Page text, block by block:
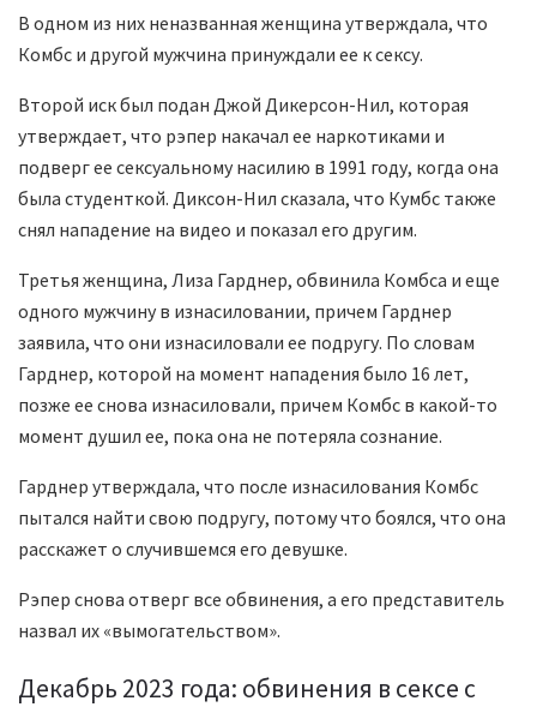
В одном из них неназванная женщина утверждала, что
Комбс и другой мужчина принуждали ее к сексу.
Второй иск был подан Джой Дикерсон-Нил, которая
утверждает, что рэпер накачал ее наркотиками и
подверг ее сексуальному насилию в 1991 году, когда она
была студенткой. Диксон-Нил сказала, что Кумбс также
снял нападение на видео и показал его другим.
Третья женщина, Лиза Гарднер, обвинила Комбса и еще
одного мужчину в изнасиловании, причем Гарднер
заявила, что они изнасиловали ее подругу. По словам
Гарднер, которой на момент нападения было 16 лет,
позже ее снова изнасиловали, причем Комбс в какой-то
момент душил ее, пока она не потеряла сознание.
Гарднер утверждала, что после изнасилования Комбс
пытался найти свою подругу, потому что боялся, что она
расскажет о случившемся его девушке.
Рэпер снова отверг все обвинения, а его представитель
назвал их «вымогательством».
Декабрь 2023 года: обвинения в сексе с